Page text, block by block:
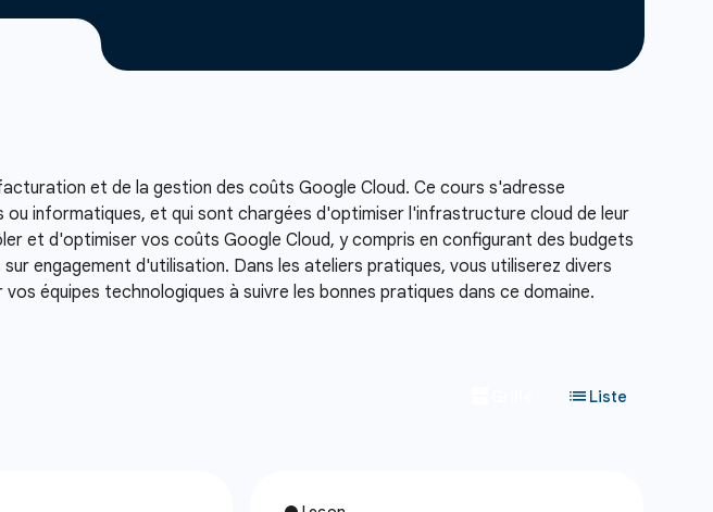
et de la gestion des coûts Google Cloud. Ce cours s'adresse
informatiques, et qui sont chargées d'optimiser l'infrastructure cloud de leur
et d'optimiser vos coûts Google Cloud, y compris en configurant des budgets
engagement d'utilisation. Dans les ateliers pratiques, vous utiliserez divers
équipes technologiques à suivre les bonnes pratiques dans ce domaine.